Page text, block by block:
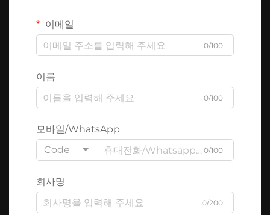
이메일
0/100
이름
0/100
모바일/WhatsApp
Code
0/100
회사명
0/200